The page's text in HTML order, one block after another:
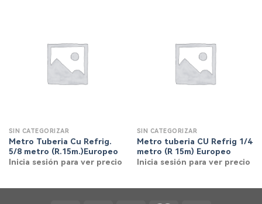
SIN CATEGORIZAR
Metro Tuberia Cu Refrig.
5/8 metro (R.15m.)Europeo
Inicia sesión para ver precio
SIN CATEGORIZAR
Metro tuberia CU Refrig 1/4
metro (R 15m) Europeo
Inicia sesión para ver precio